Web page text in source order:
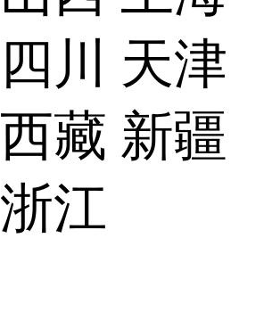
四川
天津
西藏 新疆
浙江